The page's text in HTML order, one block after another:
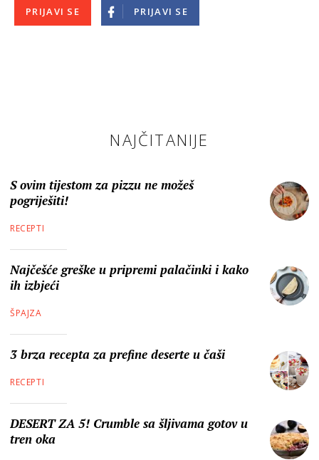
PRIJAVI SE PRIJAVI SE
NAJČITANIJE
S ovim tijestom za pizzu ne možeš
pogriješiti!
RECEPTI
Najčešće greške u pripremi palačinki i kako
ih izbjeći
ŠPAJZA
3 brza recepta za prefine deserte u čaši
RECEPTI
DESERT ZA 5! Crumble sa šljivama gotov u
tren oka